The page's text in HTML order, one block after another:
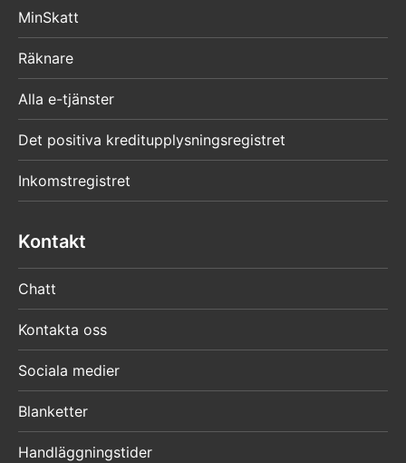
MinSkatt
Räknare
Alla e-tjänster
Det positiva kreditupplysningsregistret
Inkomstregistret
Kontakt
Chatt
Kontakta oss
Sociala medier
Blanketter
Handläggningstider